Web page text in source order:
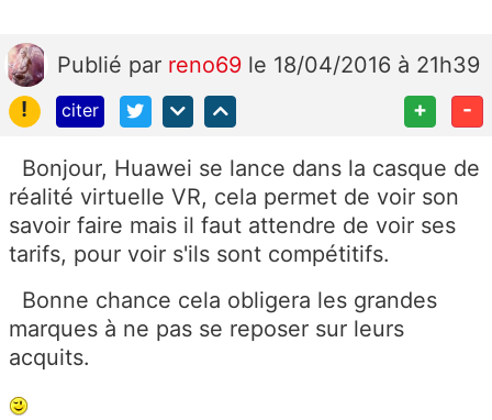
Publié par reno69 le 18/04/2016 à 21h39
!
citer + -
Bonjour, Huawei se lance dans la casque de
réalité virtuelle VR, cela permet de voir son
savoir faire mais il faut attendre de voir ses
tarifs, pour voir s'ils sont compétitifs.
Bonne chance cela obligera les grandes
marques à ne pas se reposer sur leurs
acquits.